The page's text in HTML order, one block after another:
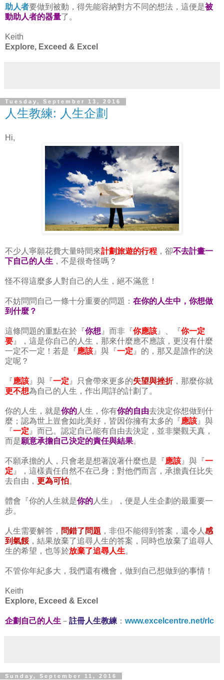
助人者要做到被動，得先能容納對方不同的想法，這便是被
動助人者的器量了。
Keith
Explore, Exceed & Excel
Tuesday, September 13, 2016
人生教練: 人生企劃
Hi,
不少人寧願花費大量時間來計劃旅遊的行程 ，卻不去計畫一
下自己的人生 ，不是很奇怪嗎？
怪不得這麼多人對自己的人生，絕不滿意！
不妨問問自己一條十分重要的問題： 在你的人生中，你想做
到什麼？
這條問題的重點在於『你想 』而非『你應該』、『你一定
要 』，這是你自己的人生，那來什麼應不應該，更沒有什麼
一定不一定！若是『應該』與『一定 』的，那又是誰作的決
定呢？
『應該』與『一定 』只會帶來更多的失望與挫折，那麼你就
更不想為自己的人生，作出周詳的計劃了。
你的人生，就是你的 人生，你有你的自由去決定你想做到什
麼；認為世上豈會如此美好，皆因你擁有太多的『應該』與
『一定 』而已。認定自己能有自由去決定，並非樂觀天真，
而是願意承擔自己決定的責任與結果。
不願承擔的人，只會老是想著說著什麼也是『應該』與『一
定 』，這樣責任自然不在己身；對他們而言，承擔責任比失
去自由， 更為可怕。
體會『你的人生就是你的 人生』，便是人生企劃的最重要一
步。
人生需要解答， 問錯了問題 ，非但不能得到答案，還令人 感
到氣餒，結果放棄了追尋人生的答案，同時也放棄了追尋人
生的希望，也等於放棄了追尋人生。
不管你年紀多大，我們還有機會，做到自己想做到的事情！
Keith
Explore, Exceed & Excel
企劃自己的人生 － 註冊人生教練 ： www.excelcentre.net/rlc
Sunday, September 11, 2016